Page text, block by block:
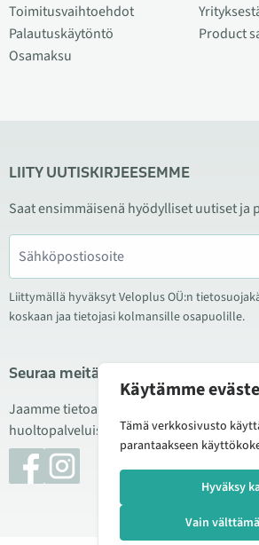
Toimitusvaihtoehdot
Palautuskäytöntö
Osamaksu
Product
LIITY UUTISKIRJEESEMME
Saat ensimmäisenä hyödylliset uutiset ja
Liittymällä hyväksyt Veloplus OÜ:n
koskaan jaa tietojasi kolmansille osapuolille.
Seuraa meitä sosiaalisessa mediassa
Jaamme tietoa hyvistä tarjouksista,
huoltopalveluista. Joskus julkaisemme
Käytämme
Tämä verkkosivusto
parantaakseen
Hyväksy
Vain